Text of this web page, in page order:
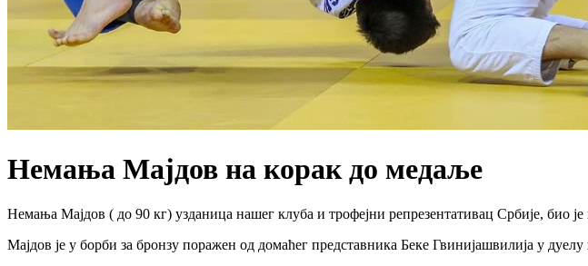
Немања Мајдов на корак до медаље
Немања Мајдов ( до 90 кг) узданица нашег клуба и трофејни репрезентативац Србије, био
Мајдов је у борби за бронзу поражен од домаћег представника Беке Гвинијашвилија у